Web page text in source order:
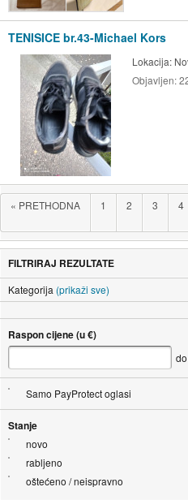
TENISICE br.43-Michael Kors
Lokacija:
Objavljen:
« PRETHODNA 1 2 3 4
FILTRIRAJ REZULTATE
Kategorija (prikaži sve)
Raspon cijene (u €)
do
Samo PayProtect oglasi
Stanje
novo
rabljeno
oštećeno / neispravno